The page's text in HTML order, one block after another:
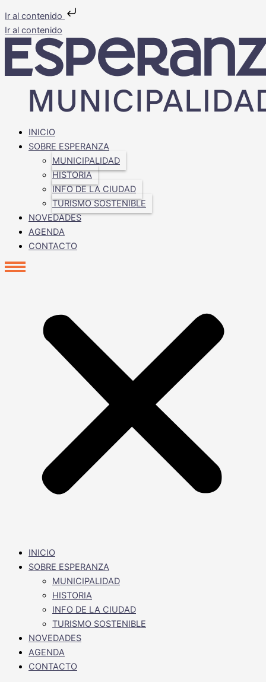
Ir al contenido
Ir al contenido
INICIO
SOBRE ESPERANZA
MUNICIPALIDAD
HISTORIA
INFO DE LA CIUDAD
TURISMO SOSTENIBLE
NOVEDADES
AGENDA
CONTACTO
INICIO
SOBRE ESPERANZA
MUNICIPALIDAD
HISTORIA
INFO DE LA CIUDAD
TURISMO SOSTENIBLE
NOVEDADES
AGENDA
CONTACTO